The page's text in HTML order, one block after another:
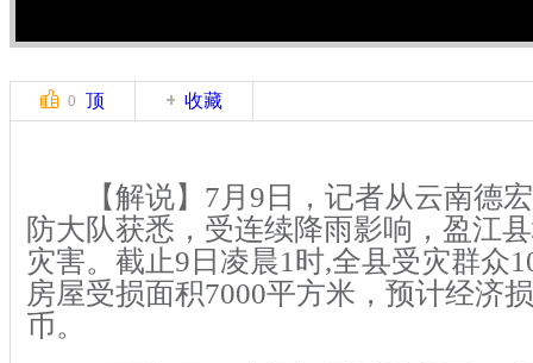
0 顶 收藏
【解说】7月9日，记者从云南德宏
防大队获悉，受连续降雨影响，盈江
灾害。截止9日凌晨1时,全县受灾群众
房屋受损面积7000平方米，预计经济
币。